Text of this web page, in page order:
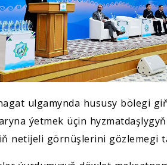
ulgamynda hususy bölegi
ýetmek üçin
netijeli görnüşlerini gözlemegi